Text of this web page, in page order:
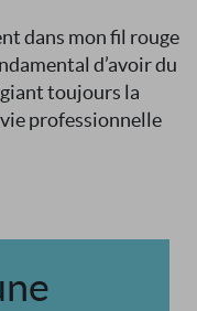
dans mon fil rouge
d’avoir du
toujours la
professionnelle